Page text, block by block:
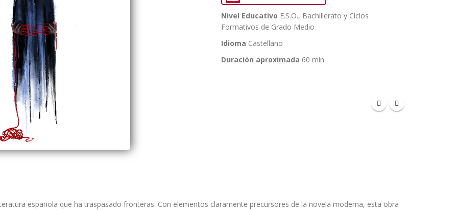
Nivel Educativo E.S.O., Bachillerato y Ciclos
Formativos de Grado Medio
Idioma Castellano
Duración aproximada 60 min.
española que ha traspasado fronteras. Con elementos claramente precursores de la novela moderna, esta obra